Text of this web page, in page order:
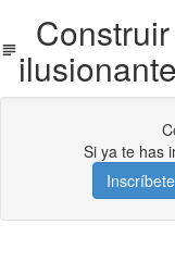
Si ya te has